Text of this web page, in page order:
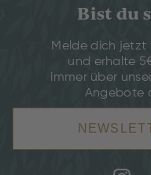
Bist du
Melde dich jetzt
und erhalte
immer über
Angebote